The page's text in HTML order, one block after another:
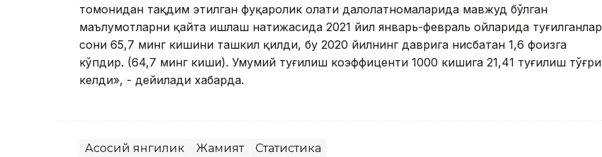
томонидан тақдим этилган фуқаролик ҳолати далолатномаларида мавжуд бўлган
маълумотларни қайта ишлаш натижасида 2021 йил январь-февраль ойларида туғилганлар
сони 65,7 минг кишини ташкил қилди, бу 2020 йилнинг даврига нисбатан 1,6 фоизга
кўпдир. (64,7 минг киши). Умумий туғилиш коэффиценти 1000 кишига 21,41 туғилиш тўғри
келди», - дейилади хабарда.
Асосий янгилик Жамият Статистика